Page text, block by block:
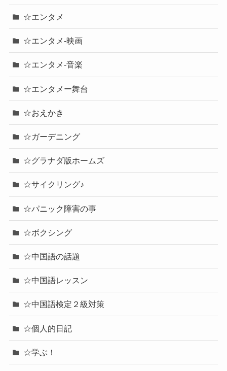
☆エンタメ
☆エンタメ-映画
☆エンタメ-音楽
☆エンタメー舞台
☆おえかき
☆ガーデニング
☆グラナダ版ホームズ
☆サイクリング♪
☆パニック障害の事
☆ボクシング
☆中国語の話題
☆中国語レッスン
☆中国語検定２級対策
☆個人的日記
☆学ぶ！